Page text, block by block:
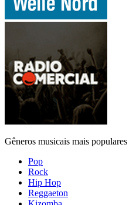
Gêneros musicais mais populares
Pop
Rock
Hip Hop
Reggaeton